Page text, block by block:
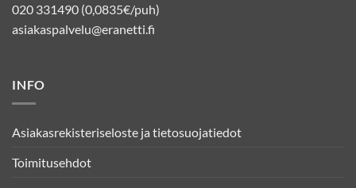
020 331490 (0,0835€/puh)
asiakaspalvelu@eranetti.fi
INFO
Asiakasrekisteriseloste ja tietosuojatiedot
Toimitusehdot